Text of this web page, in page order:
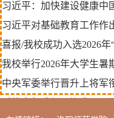
习近平：加快建设健康中
习近平对基础教育工作作
喜报/我校成功入选2026年
我校举行2026年大学生暑
中央军委举行晋升上将军